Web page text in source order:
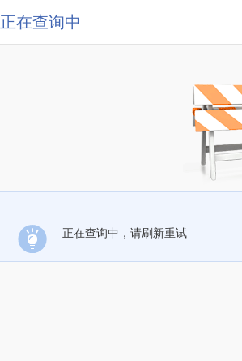
正在查询中
正在查询中，请刷新重试